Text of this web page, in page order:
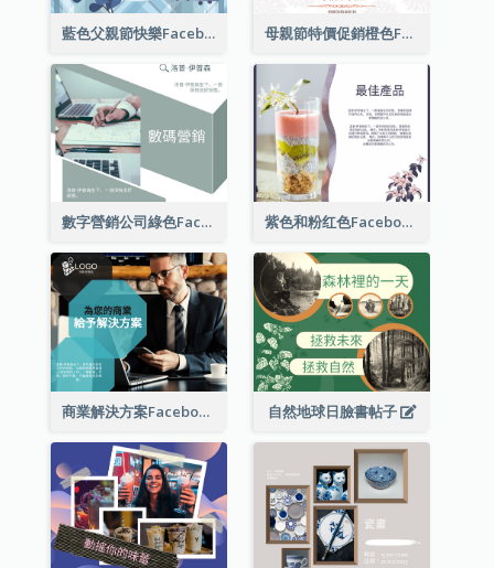
藍色父親節快樂Facebook帖子 母親節特價促銷橙色Facebook帖子
數字營銷公司綠色Facebook帖子 紫色和粉红色Facebook帖子
商業解決方案Facebook帖子 自然地球日臉書帖子